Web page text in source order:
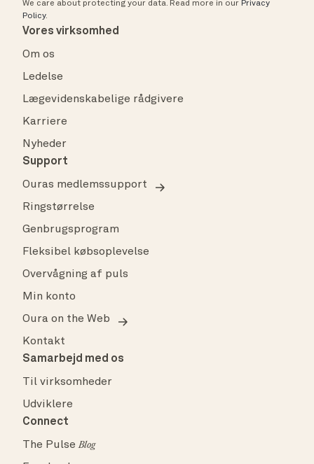
We care about protecting your data. Read more in our Privacy
Policy.
Vores virksomhed
Om os
Ledelse
Lægevidenskabelige rådgivere
Karriere
Nyheder
Support
Ouras medlemssupport
Ringstørrelse
Genbrugsprogram
Fleksibel købsoplevelse
Overvågning af puls
Min konto
Oura on the Web
Kontakt
Samarbejd med os
Til virksomheder
Udviklere
Connect
The PulseBlog